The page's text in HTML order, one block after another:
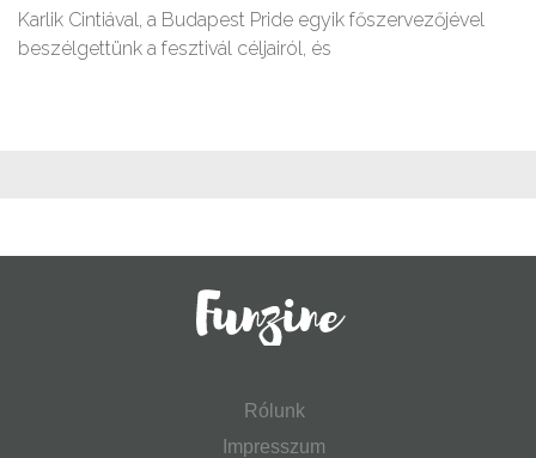
Karlik Cintiával, a Budapest Pride egyik főszervezőjével
beszélgettünk a fesztivál céljairól, és
Rólunk
Impresszum